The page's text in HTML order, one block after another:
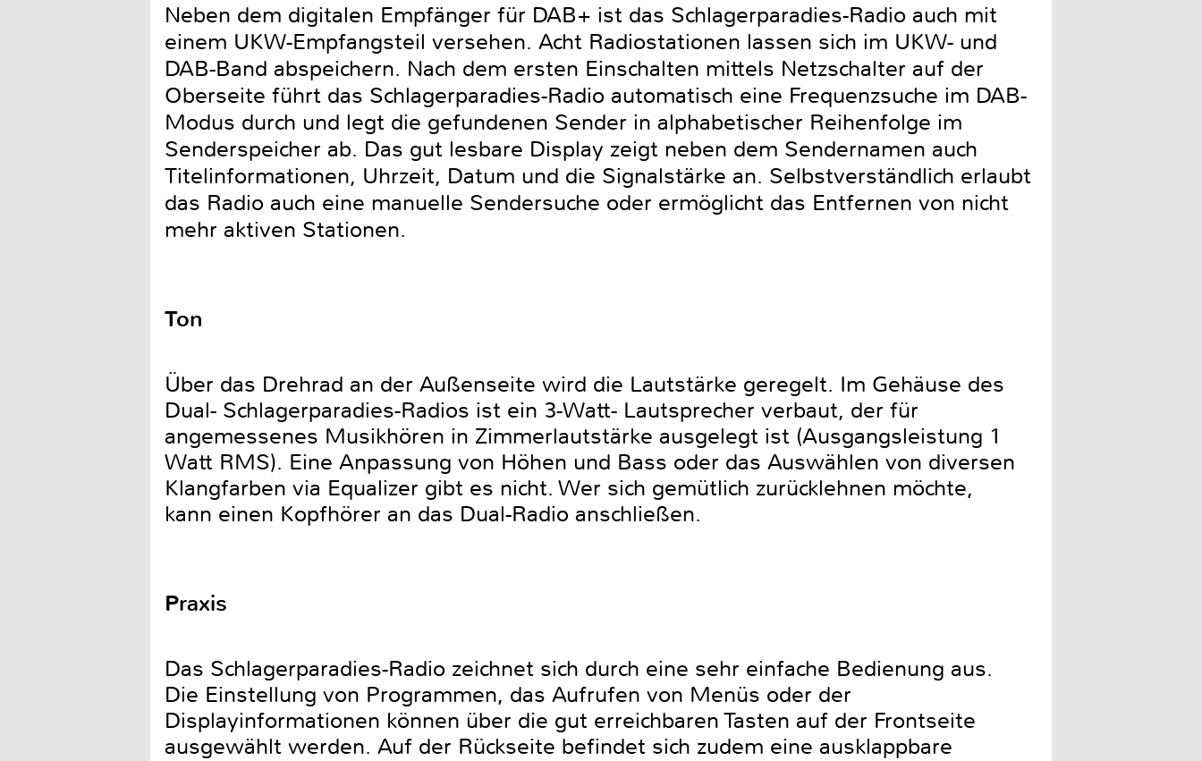
Neben dem digitalen Empfänger für DAB+ ist das Schlagerparadies-Radio auch mit
einem UKW-Empfangsteil versehen. Acht Radiostationen lassen sich im UKW- und
DAB-Band abspeichern. Nach dem ersten Einschalten mittels Netzschalter auf der
Oberseite führt das Schlagerparadies-Radio automatisch eine Frequenzsuche im DAB-
Modus durch und legt die gefundenen Sender in alphabetischer Reihenfolge im
Senderspeicher ab. Das gut lesbare Display zeigt neben dem Sendernamen auch
Titelinformationen, Uhrzeit, Datum und die Signalstärke an. Selbstverständlich erlaubt
das Radio auch eine manuelle Sendersuche oder ermöglicht das Entfernen von nicht
mehr aktiven Stationen.
Ton
Über das Drehrad an der Außenseite wird die Lautstärke geregelt. Im Gehäuse des
Dual- Schlagerparadies-Radios ist ein 3-Watt- Lautsprecher verbaut, der für
angemessenes Musikhören in Zimmerlautstärke ausgelegt ist (Ausgangsleistung 1
Watt RMS). Eine Anpassung von Höhen und Bass oder das Auswählen von diversen
Klangfarben via Equalizer gibt es nicht. Wer sich gemütlich zurücklehnen möchte,
kann einen Kopfhörer an das Dual-Radio anschließen.
Praxis
Das Schlagerparadies-Radio zeichnet sich durch eine sehr einfache Bedienung aus.
Die Einstellung von Programmen, das Aufrufen von Menüs oder der
Displayinformationen können über die gut erreichbaren Tasten auf der Frontseite
ausgewählt werden. Auf der Rückseite befindet sich zudem eine ausklappbare